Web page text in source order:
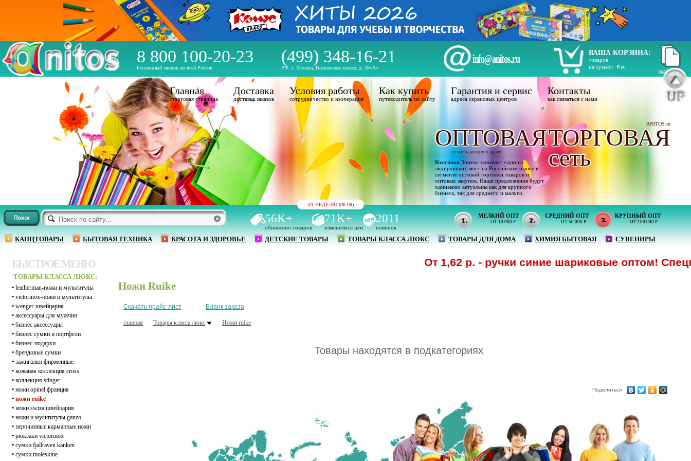
8 800 100-20-23
Бесплатный звонок по всей России
(499) 348-16-21
РФ, г. Москва, Варшавское шоссе, д. 59«А»
info@anitos.ru
ВАША КОРЗИНА:
товаров:
на сумму:
0 р.
прайс лист
ЗА НЕДЕЛЮ (06.08)
56K+
обновлено товаров
71K+
изменилось цен
2011
новинок
МЕЛКИЙ ОПТ
ОТ 10 000 Р
СРЕДНИЙ ОПТ
ОТ 50 000 Р
КРУПНЫЙ ОПТ
ОТ 100 000 Р
КАНЦТОВАРЫ БЫТОВАЯ ТЕХНИКА КРАСОТА И ЗДОРОВЬЕ ДЕТСКИЕ ТОВАРЫ ТОВАРЫ КЛАССА ЛЮКС ТОВАРЫ ДЛЯ ДОМА ХИМИЯ БЫТОВАЯ СУВЕНИРЫ
Главная
стартовая страница
Доставка
доставка заказов
Условия работы
сотрудничество и кооперация
Как купить
путеводитель по сайту
Гарантия и сервис
адреса сервисных центров
Контакты
как связаться с нами
ANITOS.ru
ОПТОВАЯТОРГОВАЯ
легкость которую дарят
Компания Энитос занимает одно из
лидирующих мест на Российском рынке в
сегменте оптовой торговли товаров и
оптовых закупок. Наши предложения будут
одинаково актуальны как для крупного
бизнеса, так для среднего и малого.
сеть
БЫСТРОЕ МЕНЮ
ТОВАРЫ КЛАССА ЛЮКС:
• leatherman-ножи и мультитулы
• victorinox-ножи и мультитулы
• wenger-швейцария
• аксессуары для мужчин
• бизнес аксессуары
• бизнес сумки и портфели
• бизнес-подарки
• брендовые сумки
• зажигалки фирменные
• кожаная коллекция cross
• коллекция stinger
• ножи opinel франция
• ножи ruike
• ножи swiza швейцария
• ножи и мультитулы ganzo
• перочинные карманные ножи
• рюкзаки victorinox
• сумки fjallraven kanken
• сумки moleskine
От 1,62 р. - ручки синие шариковые оптом!
Ножи Ruike
Скачать прайс-лист Бланк заказа
главная Товары класса люкс Ножи ruike
Товары находятся в подкатегориях
Поделиться